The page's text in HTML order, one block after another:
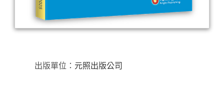
出版單位： 元照出版公司